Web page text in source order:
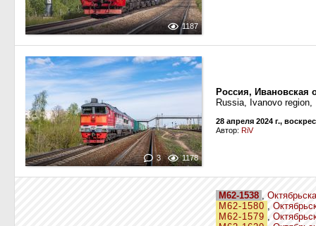
1187
3 1178
Россия, Ивановская
Russia, Ivanovo
28 апреля 2024 г.,
Автор: RiV
М62-1538 ,
М62-1580 ,
М62-1579 ,